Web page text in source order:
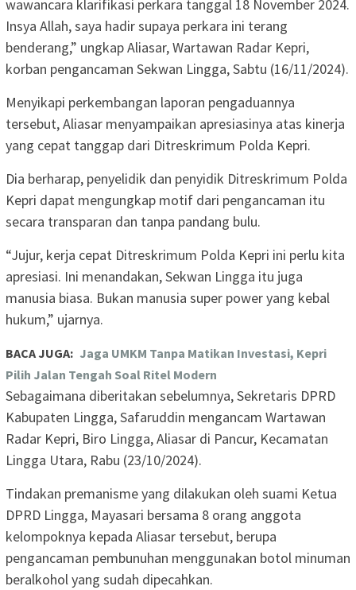
wawancara klarifikasi perkara tanggal 18 November 2024.
Insya Allah, saya hadir supaya perkara ini terang
benderang,” ungkap Aliasar, Wartawan Radar Kepri,
korban pengancaman Sekwan Lingga, Sabtu (16/11/2024).
Menyikapi perkembangan laporan pengaduannya
tersebut, Aliasar menyampaikan apresiasinya atas kinerja
yang cepat tanggap dari Ditreskrimum Polda Kepri.
Dia berharap, penyelidik dan penyidik Ditreskrimum Polda
Kepri dapat mengungkap motif dari pengancaman itu
secara transparan dan tanpa pandang bulu.
“Jujur, kerja cepat Ditreskrimum Polda Kepri ini perlu kita
apresiasi. Ini menandakan, Sekwan Lingga itu juga
manusia biasa. Bukan manusia super power yang kebal
hukum,” ujarnya.
BACA JUGA: Jaga UMKM Tanpa Matikan Investasi, Kepri
Pilih Jalan Tengah Soal Ritel Modern
Sebagaimana diberitakan sebelumnya, Sekretaris DPRD
Kabupaten Lingga, Safaruddin mengancam Wartawan
Radar Kepri, Biro Lingga, Aliasar di Pancur, Kecamatan
Lingga Utara, Rabu (23/10/2024).
Tindakan premanisme yang dilakukan oleh suami Ketua
DPRD Lingga, Mayasari bersama 8 orang anggota
kelompoknya kepada Aliasar tersebut, berupa
pengancaman pembunuhan menggunakan botol minuman
beralkohol yang sudah dipecahkan.